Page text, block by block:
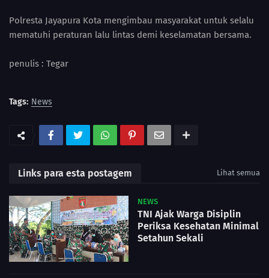
Polresta Jayapura Kota mengimbau masyarakat untuk selalu
mematuhi peraturan lalu lintas demi keselamatan bersama.
penulis : Tegar
Tags: News
Links para esta postagem Lihat semua
NEWS
TNI Ajak Warga Disiplin
Periksa Kesehatan Minimal
Setahun Sekali